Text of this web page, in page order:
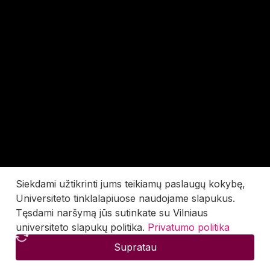
Siekdami užtikrinti jums teikiamų paslaugų kokybę,
Universiteto tinklalapiuose naudojame slapukus.
Tęsdami naršymą jūs sutinkate su Vilniaus
universiteto slapukų politika. Privatumo politika
Supratau